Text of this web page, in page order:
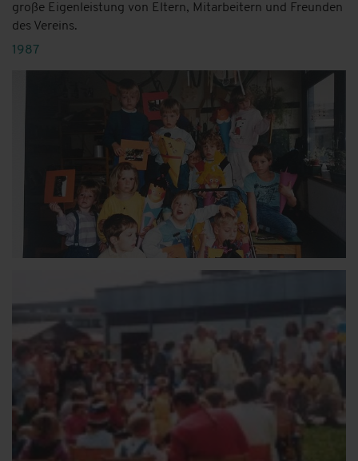
große Eigenleistung von Eltern, Mitarbeitern und Freunden
des Vereins.
1987